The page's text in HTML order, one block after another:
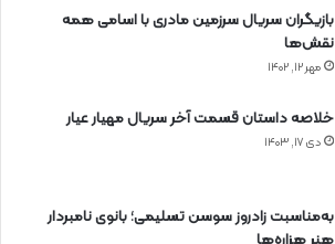
بازیگران سریال سرزمین مادری با اسامی همه
نقش‌ها
مهر ۱۲, ۱۴۰۲
خلاصه داستان قسمت آخر سریال مهیار عیار
دی ۱۷, ۱۴۰۳
به‌مناسبت زادروز سوسن تسلیمی؛ بانوی نامبردار